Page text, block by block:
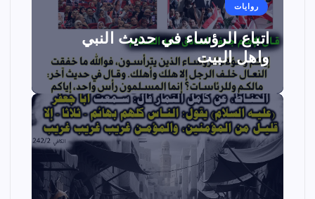
روايات
اتباع الرؤساء في حديث النبي
واهل البيت